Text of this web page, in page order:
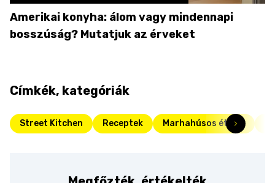
Amerikai konyha: álom vagy mindennapi
bosszúság? Mutatjuk az érveket
Címkék, kategóriák
Street Kitchen Receptek Marhahúsos ételek